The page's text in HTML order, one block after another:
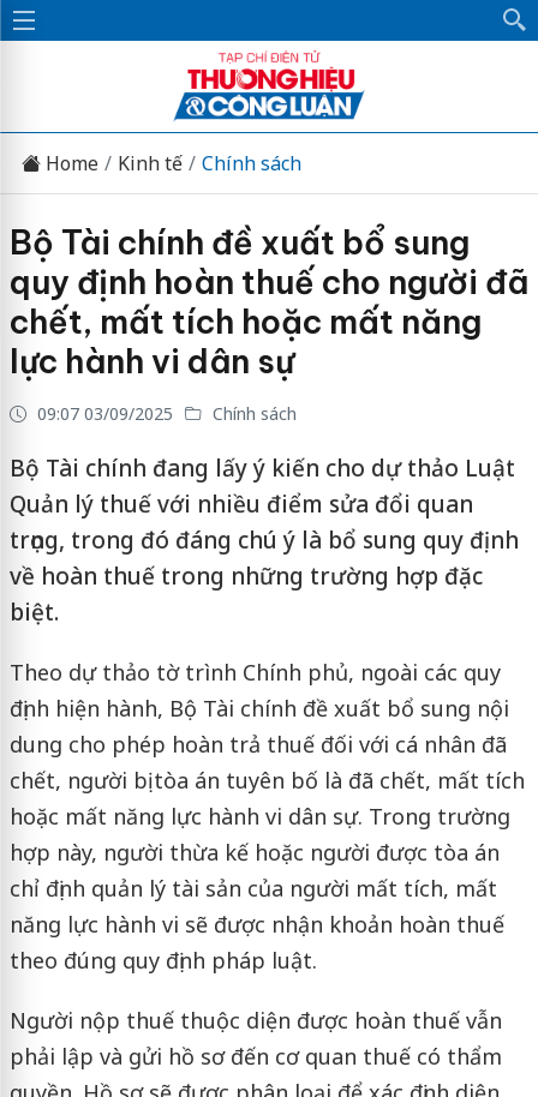
Home Kinh tế Chính sách
Bộ Tài chính đề xuất bổ sung
quy định hoàn thuế cho người đã
chết, mất tích hoặc mất năng
lực hành vi dân sự
09:07 03/09/2025 Chính sách
Bộ Tài chính đang lấy ý kiến cho dự thảo Luật
Quản lý thuế với nhiều điểm sửa đổi quan
trọng, trong đó đáng chú ý là bổ sung quy định
về hoàn thuế trong những trường hợp đặc
biệt.
Theo dự thảo tờ trình Chính phủ, ngoài các quy
định hiện hành, Bộ Tài chính đề xuất bổ sung nội
dung cho phép hoàn trả thuế đối với cá nhân đã
chết, người bị tòa án tuyên bố là đã chết, mất tích
hoặc mất năng lực hành vi dân sự. Trong trường
hợp này, người thừa kế hoặc người được tòa án
chỉ định quản lý tài sản của người mất tích, mất
năng lực hành vi sẽ được nhận khoản hoàn thuế
theo đúng quy định pháp luật.
Người nộp thuế thuộc diện được hoàn thuế vẫn
phải lập và gửi hồ sơ đến cơ quan thuế có thẩm